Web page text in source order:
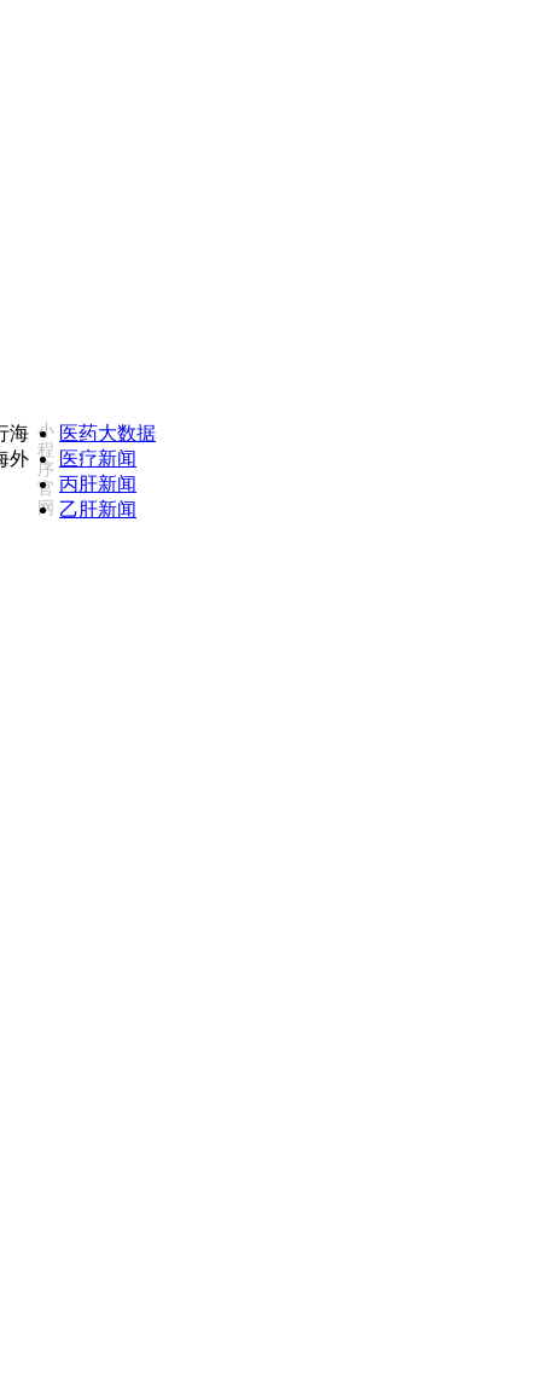
小
程
序
官
网
医药大数据
医疗新闻
丙肝新闻
乙肝新闻